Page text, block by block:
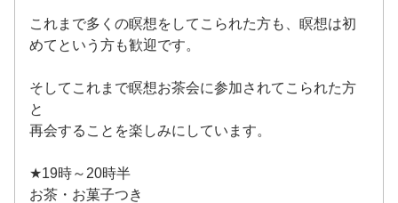
これまで多くの瞑想をしてこられた方も、瞑想は初
めてという方も歓迎です。
そしてこれまで瞑想お茶会に参加されてこられた方
と
再会することを楽しみにしています。
★19時～20時半
お茶・お菓子つき